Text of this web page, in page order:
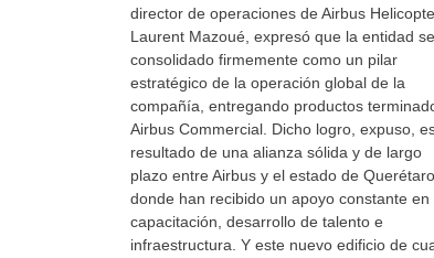
director de operaciones de Airbus
Laurent Mazoué, expresó que la entidad
consolidado firmemente como un pilar
estratégico de la operación global de la
compañía, entregando productos
Airbus Commercial. Dicho logro, expuso,
resultado de una alianza sólida y de largo
plazo entre Airbus y el estado de Querétaro,
donde han recibido un apoyo constante en
capacitación, desarrollo de talento e
infraestructura. Y este nuevo edificio de